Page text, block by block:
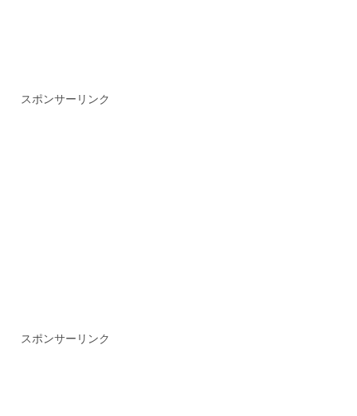
スポンサーリンク
スポンサーリンク